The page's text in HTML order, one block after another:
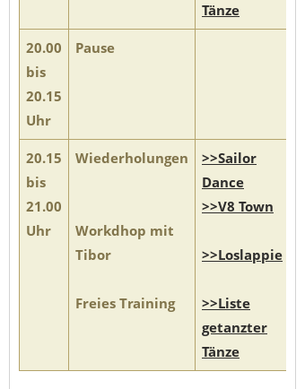
Tänze
20.00
bis
20.15
Uhr
Pause
20.15
bis
21.00
Uhr
Wiederholungen
Workdhop mit
Tibor
Freies Training
>>Sailor
Dance
>>V8 Town
>>Loslappie
>>Liste
getanzter
Tänze